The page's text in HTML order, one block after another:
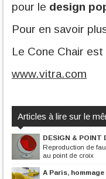
pour le design
Pour en savoir
Le Cone Chair
www.vitra.com
Articles à lire sur le
DESIGN & POINT
Reproduction de
au point de croix
A Paris,